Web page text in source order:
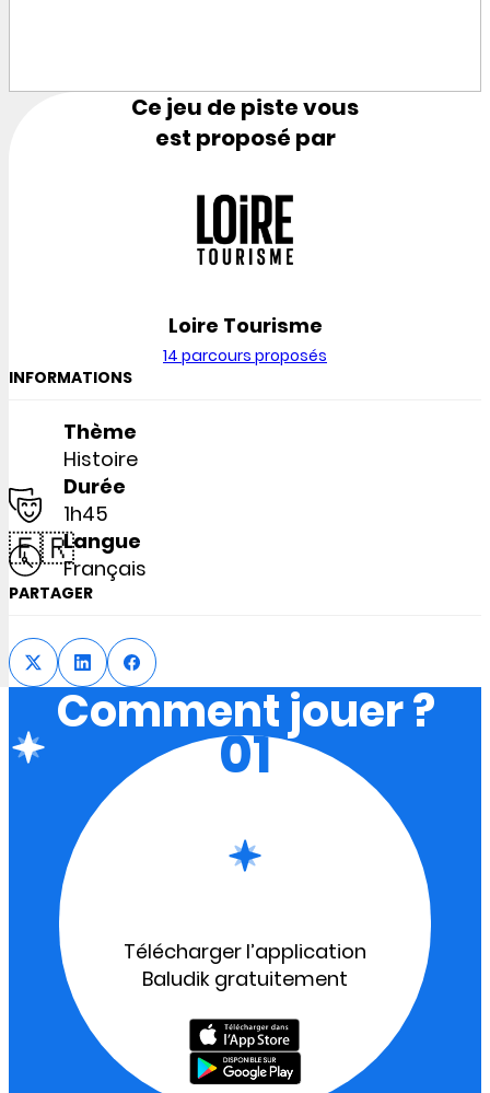
Ce jeu de piste vous
est proposé par
Loire Tourisme
14 parcours proposés
INFORMATIONS
Thème
Histoire
Durée
1h45
🇫🇷Langue
Français
PARTAGER
Comment jouer ?
01
Télécharger l’application
Baludik gratuitement